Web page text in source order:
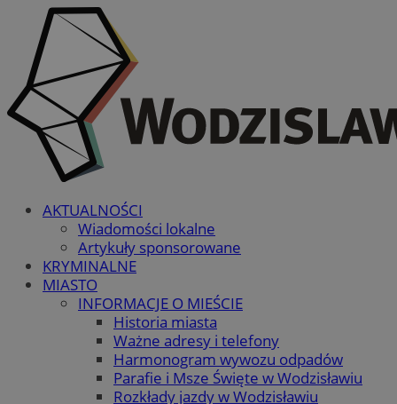
AKTUALNOŚCI
Wiadomości lokalne
Artykuły sponsorowane
KRYMINALNE
MIASTO
INFORMACJE O MIEŚCIE
Historia miasta
Ważne adresy i telefony
Harmonogram wywozu odpadów
Parafie i Msze Święte w Wodzisławiu
Rozkłady jazdy w Wodzisławiu